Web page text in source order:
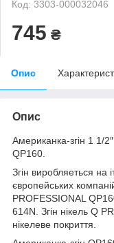
Код: 3303-000032046
745 ₴
Опис
Опис
Американка-згiн 1 1/
QP160.
Згiн виробляеться на
європейських
PROFESSIONAL
614N. Згін нікель Q
нікелеве покриття.